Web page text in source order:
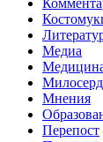
Медиа
Мнения
Перепост